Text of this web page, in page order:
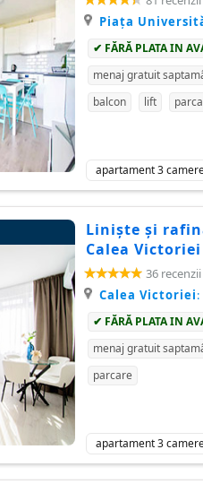
Piaţa
✔ FĂRĂ PLATA IN
menaj gratuit
balcon
lift
apartament 3
Liniște și
Calea Victoriei
36 recenzii
Calea Victoriei
✔ FĂRĂ PLATA IN
menaj gratuit
parcare
apartament 3